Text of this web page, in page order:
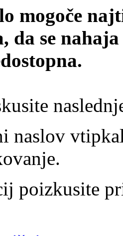
mogoče
da se
naslov
poizkusite